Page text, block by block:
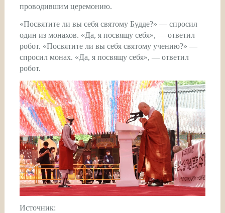
проводившим церемонию.
«Посвятите ли вы себя святому Будде?» — спросил
один из монахов. «Да, я посвящу себя», — ответил
робот. «Посвятите ли вы себя святому учению?» —
спросил монах. «Да, я посвящу себя», — ответил
робот.
Источник: